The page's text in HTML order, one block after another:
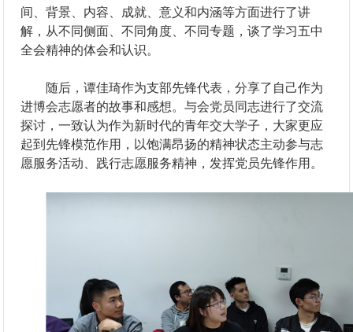
间、背景、内容、成就、意义和内涵等方面进行了讲
解，从不同侧面、不同角度、不同专题，谈了学习五中
全会精神的体会和认识。
随后，谭佳琦作为支部先锋代表，分享了自己作为
进博会志愿者的故事和感想。与会党员同志进行了交流
探讨，一致认为作为新时代的青年交大学子，大家更应
起到先锋模范作用，以饱满昂扬的精神状态主动参与志
愿服务活动、践行志愿服务精神，发挥党员先锋作用。